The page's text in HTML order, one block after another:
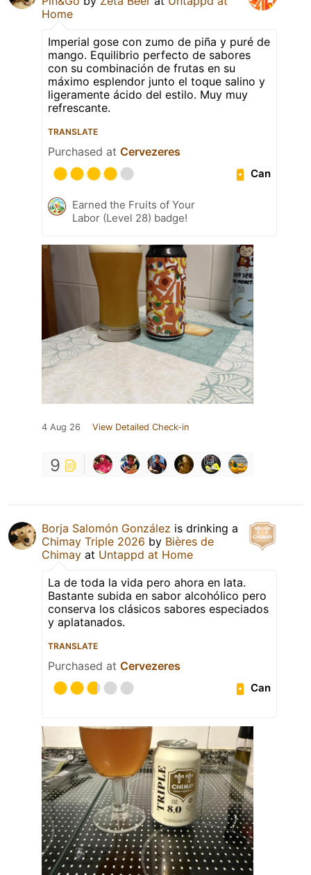
Home
Imperial gose con zumo de piña y puré de
mango. Equilibrio perfecto de sabores
con su combinación de frutas en su
máximo esplendor junto el toque salino y
ligeramente ácido del estilo. Muy muy
refrescante.
TRANSLATE
Purchased at Cervezeres
Can
Earned the Fruits of Your
Labor (Level 28) badge!
4 Aug 26 View Detailed Check-in
9
Borja Salomón González is drinking a
Chimay Triple 2026 by Bières de
Chimay at Untappd at Home
La de toda la vida pero ahora en lata.
Bastante subida en sabor alcohólico pero
conserva los clásicos sabores especiados
y aplatanados.
TRANSLATE
Purchased at Cervezeres
Can